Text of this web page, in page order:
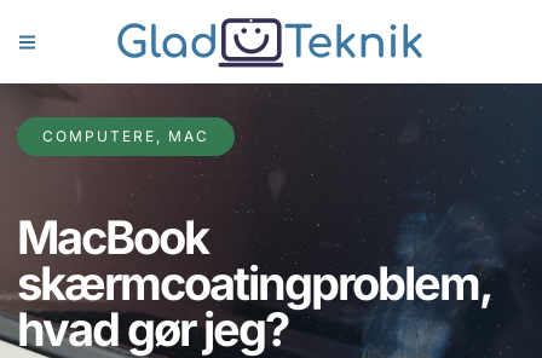
COMPUTERE , MAC
MacBook
skærmcoatingproblem,
hvad gør jeg?